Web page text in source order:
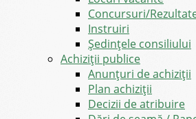
Concursuri/
Instruiri
Şedinţele consiliului
Achiziții publice
Anunțuri de achiziții
Plan achiziții
Decizii de atribuire